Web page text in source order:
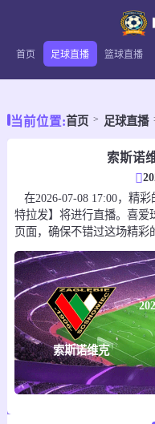
首页 足球直播 篮球直播
当前位置:首页 足球直播
索斯诺
在2026-07-08 17:00，精
特拉发】将进行直播。喜爱
页面，确保不错过这场精彩
索斯诺维克